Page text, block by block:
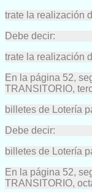
trate la realización
Debe decir:
trate la realización
En la página 52,
TRANSITORIO,
billetes de Lotería
Debe decir:
billetes de Lotería
En la página 52,
TRANSITORIO,